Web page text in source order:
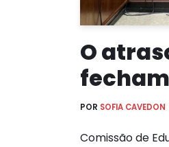
O
POR SOFIA CAVEDON
Comissão de